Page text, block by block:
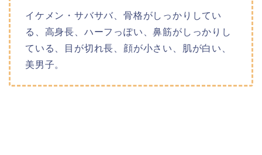
イケメン・サバサバ、骨格がしっかりしてい
る、高身長、ハーフっぽい、鼻筋がしっかりし
ている、目が切れ長、顔が小さい、肌が白い、
美男子。